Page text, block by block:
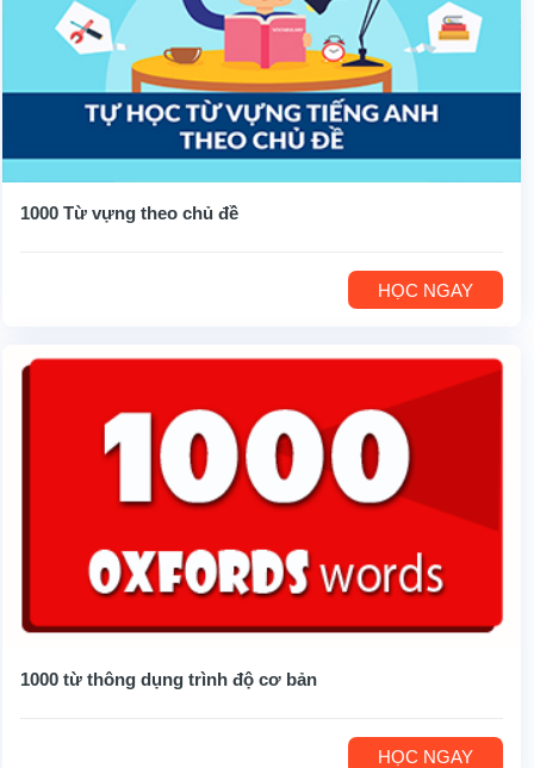
1000 Từ vựng theo chủ đề
HỌC NGAY
1000 từ thông dụng trình độ cơ bản
HỌC NGAY